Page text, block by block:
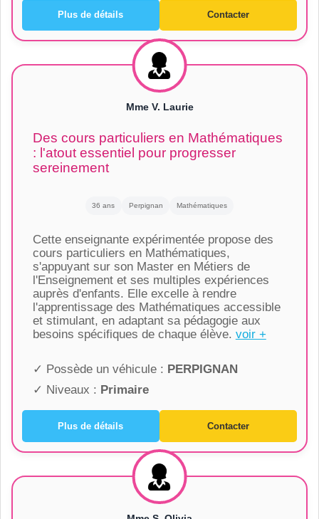
Plus de détails Contacter
Mme V. Laurie
Des cours particuliers en Mathématiques
: l'atout essentiel pour progresser
sereinement
36 ans Perpignan Mathématiques
Cette enseignante expérimentée propose des
cours particuliers en Mathématiques,
s'appuyant sur son Master en Métiers de
l'Enseignement et ses multiples expériences
auprès d'enfants. Elle excelle à rendre
l'apprentissage des Mathématiques accessible
et stimulant, en adaptant sa pédagogie aux
besoins spécifiques de chaque élève. voir +
✓ Possède un véhicule : PERPIGNAN
✓ Niveaux : Primaire
Plus de détails Contacter